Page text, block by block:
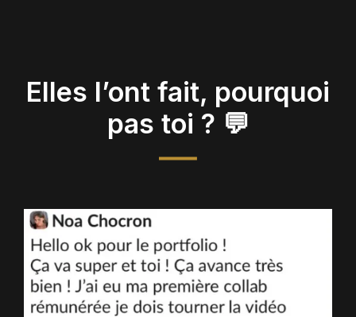
Elles l’ont fait, pourquoi
pas toi ? 💬